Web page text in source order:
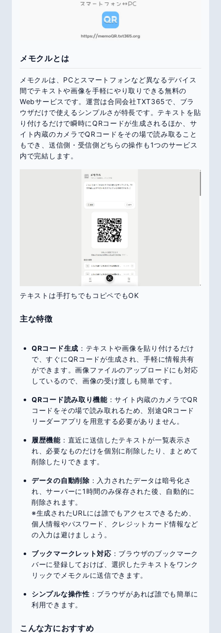
メモクルとは
メモクルは、PCとスマートフォンなど異なるデバイス
間でテキストや画像を手軽にやり取りできる無料の
Webサービスです。運営は合同会社TXT365で、ブラ
ウザだけで使えるシンプルさが特長です。テキストを貼
り付けるだけで瞬時にQRコードが生成されるほか、サ
イト内蔵のカメラでQRコードをその場で読み取ること
もでき、送信側・受信側どちらの操作も1つのサービス
内で完結します。
テキストは手打ちでもコピペでもOK
主な特徴
QRコード生成 ：テキストや画像を貼り付けるだけ
で、すぐにQRコードが生成され、手軽に情報共有
ができます。画像ファイルのアップロードにも対応
しているので、画像の受け渡しも簡単です。
QRコード読み取り機能：サイト内蔵のカメラでQR
コードをその場で読み取れるため、別途QRコード
リーダーアプリを用意する必要がありません。
履歴機能：直近に送信したテキストが一覧表示さ
れ、必要なものだけを個別に削除したり、まとめて
削除したりできます。
データの自動削除 ：入力されたデータは暗号化さ
れ、サーバーに1時間のみ保存された後、自動的に
削除されます。
※生成されたURLには誰でもアクセスできるため、
個人情報やパスワード、クレジットカード情報など
の入力は避けましょう。
ブックマークレット対応 ：ブラウザのブックマーク
バーに登録しておけば、選択したテキストをワンク
リックでメモクルに送信できます。
シンプルな操作性 ：ブラウザがあれば誰でも簡単に
利用できます。
こんな方におすすめ